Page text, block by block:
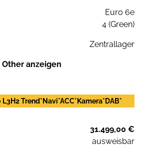
Euro 6e
4 (Green)
Zentrallager
Other anzeigen
Trend*Navi*ACC*Kamera*DAB*
31.499,00 €
ausweisbar